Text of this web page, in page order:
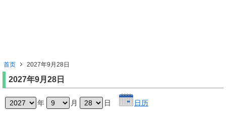
首页 2027年9月28日
2027年9月28日
年 月 日 日历